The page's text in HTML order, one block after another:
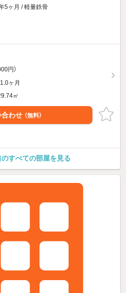
5ヶ月 / 軽量鉄骨
円）
1.0ヶ月
㎡
合わせ （無料）
すべての部屋を見る